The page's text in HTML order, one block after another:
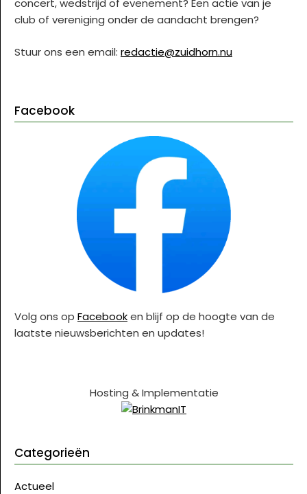
concert, wedstrijd of evenement? Een actie van je
club of vereniging onder de aandacht brengen?
Stuur ons een email: redactie@zuidhorn.nu
Facebook
Volg ons op Facebooken blijf op de hoogte van de
laatste nieuwsberichten en updates!
Hosting & Implementatie
Categorieën
Actueel